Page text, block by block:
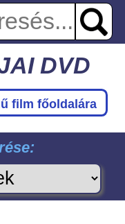
DVD
film főoldalára